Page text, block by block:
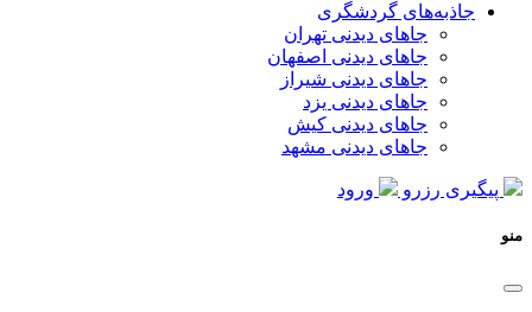
جاذبه‌های گردشگری
جاهای دیدنی تهران
جاهای دیدنی اصفهان
جاهای دیدنی شیراز
جاهای دیدنی یزد
جاهای دیدنی کیش
جاهای دیدنی مشهد
پیگیری رزرو ورود
منو